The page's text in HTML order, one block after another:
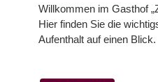
Willkommen im Gasthof
Hier finden Sie die
Aufenthalt auf einen Blick.